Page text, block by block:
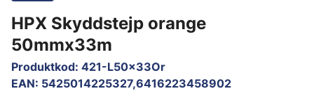
HPX Skyddstejp orange
50mmx33m
Produktkod: 421-L50x33Or
EAN: 5425014225327,6416223458902